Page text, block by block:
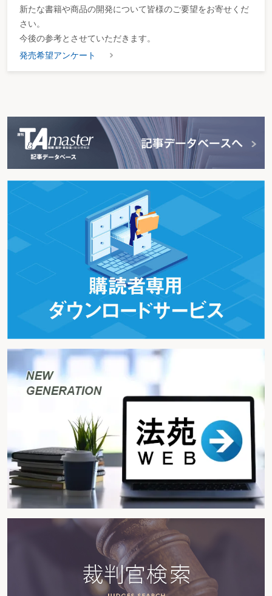
ホ 解散（合併による解散を除く。）
へ 破産手続開始、再生手続開始又は更生手続開始の申立て
ト 資本の減少
チ 営業の全部又は一部の譲渡、譲受け、休止又は廃止
ヌ 証券業協会に対する株券の登録の取消しに係る申請
② 以下略
（2）分割により発行される株式がTOBの対象となるか
夢真HDのケースでは、TOBを開始する前に日本技術開発が株式分割を行
うことを明らかにしたため、TOBにより買い付ける株式の価格を、分割により
希釈されることを前提とした価格に設定することができた（注3）。したがっ
て、前述のような買付コストの増大という問題は生じなかった。
ただ、日本技術開発が、株式分割の効力発生日を公開買付期間の終了日
（8月12日）よりも後の10月3日に設定したため、法的に未だ存在しない株式
までTOBにより買い付けることが可能かどうかという問題は残った。
この点、公開買付が「株券等」の買付（証券取引法27条の2参照）である
ことからすると、新株券が未発行であるばかりでなく、未だ法的にも存在しな
い状態の株式を、公開買付の対象とすることはできないようにも思える。しか
し、ここでも金融庁は、早々に、このような株式も公開買付による取得が可能
であるとの見解を示した。
さらに、後述する東京地裁の決定も、判決理由の中で、「公開買付けの買
付期間後に効力が生ずる株式分割によって付与される株式についても公開買付
けの対象となり得ると解することができる」と述べた（注4）。
そのため、実務的には今後、株式分割の効力発生日前であっても新株券が
買付の対象とされることになる。
また、新株券も買付の対象にすることが認められたので、株式分割がいつ公表
ことが明らかになった。したがって、買収防衛策としての株式分割は、買収さ
れる時期を引き延ばすだけの効果しか持たないこととなったといえる（注
しかし、前述のとおり従前は株式分割のTOBへの影響がどの程度かが判然と
しなかったため、株式分割決議により公開買付者が多大な損害を被る可能性が
新たな書籍や商品の開発について皆様のご要望をお寄せくだ
さい。
今後の参考とさせていただきます。
発売希望アンケート